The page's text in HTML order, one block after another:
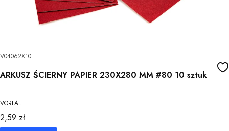
V04062X10
ARKUSZ ŚCIERNY PAPIER 230X280 MM #80 10 sztuk
VORFAL
Cena
2,59 zł